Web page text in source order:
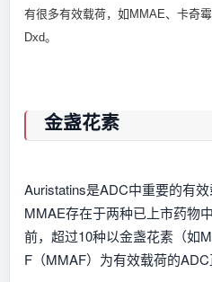
有很多有效载荷，如MMAE、卡奇
Dxd。
金盏花素
Auristatins是ADC中重要的有
MMAE存在于两种已上市药物
前，超过10种以金盏花素（如
F（MMAF）为有效载荷的ADC